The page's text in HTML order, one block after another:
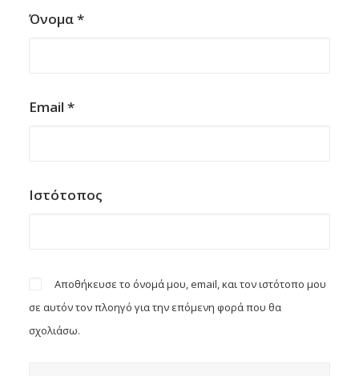
Όνομα*
Email *
Ιστότοπος
Αποθήκευσε το όνομά μου, email, και τον ιστότοπο μου
σε αυτόν τον πλοηγό για την επόμενη φορά που θα
σχολιάσω.